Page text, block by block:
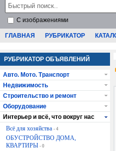
С изображениями
ГЛАВНАЯ РУБРИКАТОР
РУБРИКАТОР ОБЪЯВЛЕНИЙ
Авто. Мото. Транспорт
Недвижимость
Строительство и ремонт
Оборудование
Интерьер и всё, что вокруг нас
Всё для хозяйства - 4
ОБУСТРОЙСТВО ДОМА,
КВАРТИРЫ - 0